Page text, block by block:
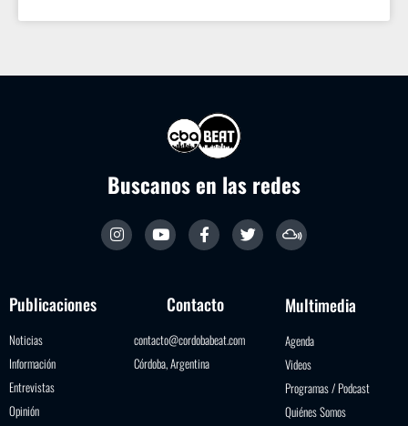
Buscanos en las redes
Publicaciones
Noticias
Información
Entrevistas
Opinión
Contacto
contacto@cordobabeat.com
Córdoba, Argentina
Multimedia
Agenda
Videos
Programas / Podcast
Quiénes Somos